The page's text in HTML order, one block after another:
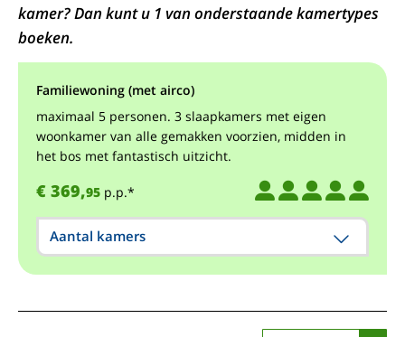
kamer? Dan kunt u 1 van onderstaande kamertypes
boeken.
Familiewoning (met airco)
maximaal 5 personen. 3 slaapkamers met eigen
woonkamer van alle gemakken voorzien, midden in
het bos met fantastisch uitzicht.
€ 369,95 p.p.*
Aantal kamers